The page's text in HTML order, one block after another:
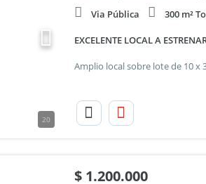
20
Via Pública 300 m²
EXCELENTE LOCAL A
$1.200.000